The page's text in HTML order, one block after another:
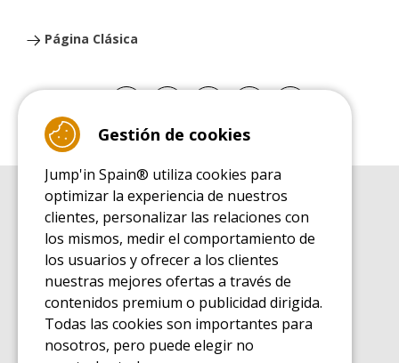
Página Clásica
GUÍA DE COMPRA
Guía de compra para las camas elásticas de ocio
GUÍA DE INSTALACIÓN
Guía de montaje para la cama elástica de ocio
GUÍA DE MANTENIMIENTO
Guía de mantenimiento de las camas elásticas de ocio
GUÍA DE INICIO
Guía de descubrimiento de las camas elásticas de ocio
Gestión de cookies
Jump'in Spain® utiliza cookies para
optimizar la experiencia de nuestros
clientes, personalizar las relaciones con
los mismos, medir el comportamiento de
los usuarios y ofrecer a los clientes
nuestras mejores ofertas a través de
contenidos premium o publicidad dirigida.
Todas las cookies son importantes para
nosotros, pero puede elegir no